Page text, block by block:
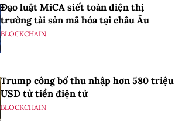
Đạo luật MiCA siết toàn diện thị
trường tài sản mã hóa tại châu Âu
BLOCKCHAIN
Trump công bố thu nhập hơn 580 triệu
USD từ tiền điện tử
BLOCKCHAIN